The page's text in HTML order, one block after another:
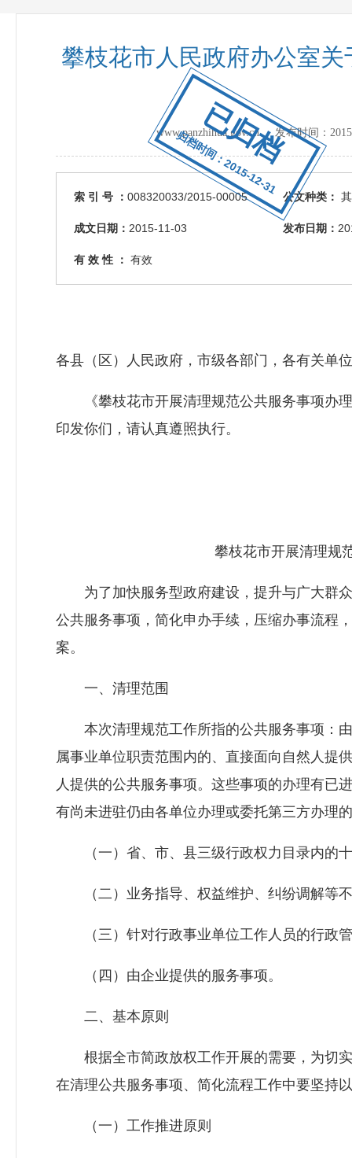
已归档
归档时间：2015-12-31
攀枝花市人民政府办公室
www.panzhihua.gov.cn 发布时间：
索 引 号 ： 008320033/2015-00005 公文种类：
成文日期： 2015-11-03 发布日期：
有 效 性 ： 有效
各县（区）人民政府，市级各部门，各有关单
《攀枝花市开展清理规范公共服务事项办理
印发你们，请认真遵照执行。
攀枝花市开展清理规范
为了加快服务型政府建设，提升与广大群众
公共服务事项，简化申办手续，压缩办事流程
案。
一、清理范围
本次清理规范工作所指的公共服务事项：由
属事业单位职责范围内的、直接面向自然人提
人提供的公共服务事项。这些事项的办理有已
有尚未进驻仍由各单位办理或委托第三方办理
（一）省、市、县三级行政权力目录内的
（二）业务指导、权益维护、纠纷调解等不
（三）针对行政事业单位工作人员的行政管
（四）由企业提供的服务事项。
二、基本原则
根据全市简政放权工作开展的需要，为切实
在清理公共服务事项、简化流程工作中要坚持
（一）工作推进原则